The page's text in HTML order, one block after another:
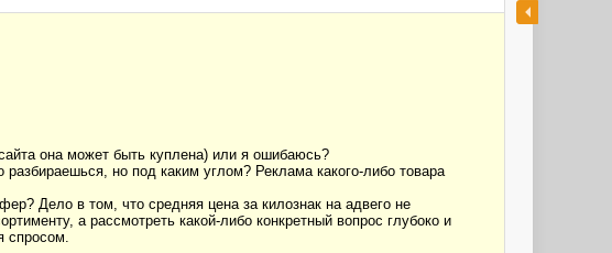
она может быть куплена) или я ошибаюсь?
но под каким углом? Реклама какого-либо товара
Дело в том, что средняя цена за килознак на адвего не
а рассмотреть какой-либо конкретный вопрос глубоко и
спросом.